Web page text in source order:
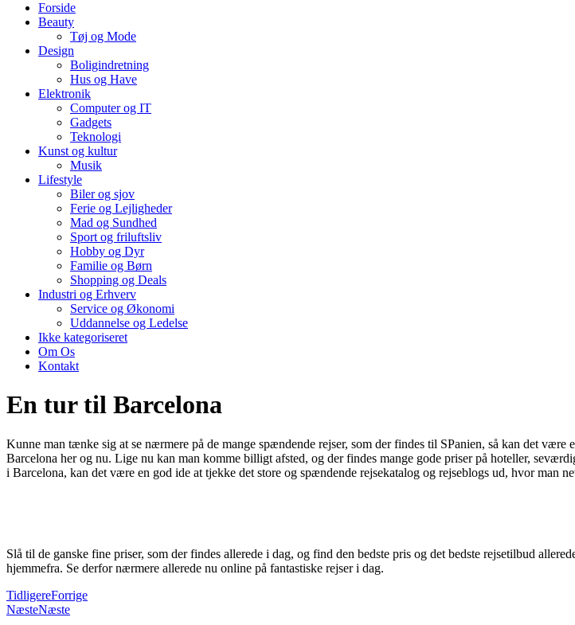
Forside
Beauty
Tøj og Mode
Design
Boligindretning
Hus og Have
Elektronik
Computer og IT
Gadgets
Teknologi
Kunst og kultur
Musik
Lifestyle
Biler og sjov
Ferie og Lejligheder
Mad og Sundhed
Sport og friluftsliv
Hobby og Dyr
Familie og Børn
Shopping og Deals
Industri og Erhverv
Service og Økonomi
Uddannelse og Ledelse
Ikke kategoriseret
Om Os
Kontakt
En tur til Barcelona
Kunne man tænke sig at se nærmere på de mange spændende rejser, som der findes til SPanien, så kan det
Barcelona her og nu. Lige nu kan man komme billigt afsted, og der findes mange gode priser på hoteller,
i Barcelona, kan det være en god ide at tjekke det store og spændende rejsekatalog og rejseblogs ud, hvor man
Slå til de ganske fine priser, som der findes allerede i dag, og find den bedste pris og det bedste rejsetilbud
hjemmefra. Se derfor nærmere allerede nu online på fantastiske rejser i dag.
TidligereForrige
NæsteNæste